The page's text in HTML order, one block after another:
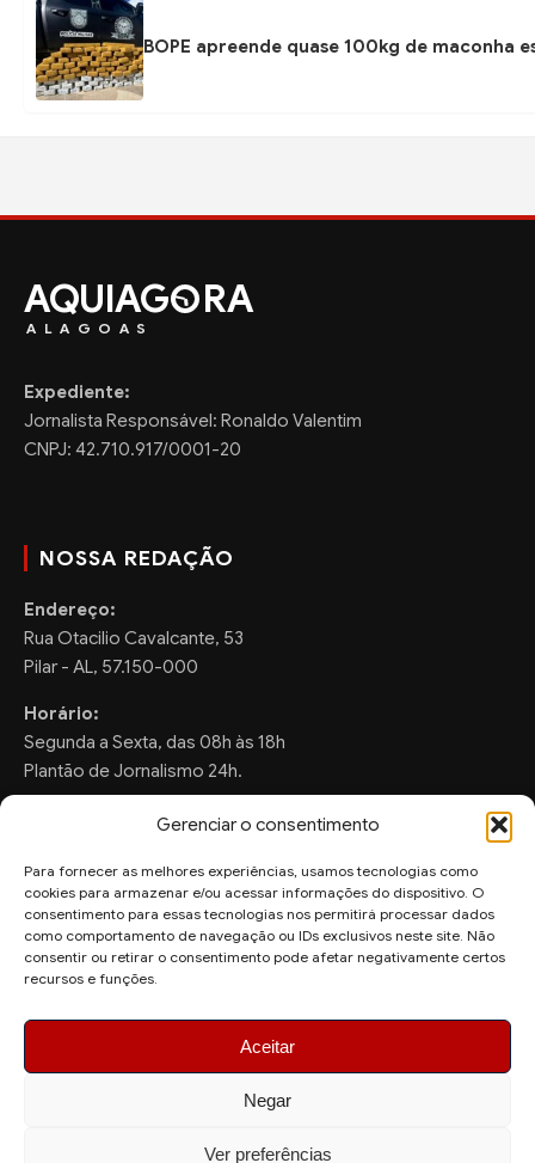
Gerenciar o consentimento
Para fornecer as melhores experiências, usamos tecnologias como
cookies para armazenar e/ou acessar informações do dispositivo. O
consentimento para essas tecnologias nos permitirá processar dados
como comportamento de navegação ou IDs exclusivos neste site. Não
consentir ou retirar o consentimento pode afetar negativamente certos
recursos e funções.
Aceitar
Negar
Ver preferências
BOPE apreende quase 100kg de
AQUIAG RA
ALAGOAS
Expediente:
Jornalista Responsável: Ronaldo Valentim
CNPJ: 42.710.917/0001-20
NOSSA REDAÇÃO
Endereço:
Rua Otacilio Cavalcante, 53
Pilar - AL, 57.150-000
Horário:
Segunda a Sexta, das 08h às 18h
Plantão de Jornalismo 24h.
FALE CONOSCO
Sugestões de Pauta:
ronaldo.valentim150@gmail.com
© 2026 AquiAgora - Todos os direitos reservados.